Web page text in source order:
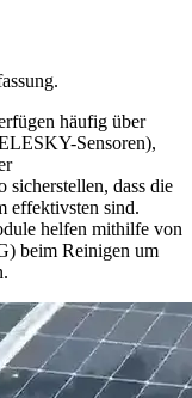
häufig über
Sensoren),
sicherstellen, dass die
effektivsten sind.
helfen mithilfe von
beim Reinigen um